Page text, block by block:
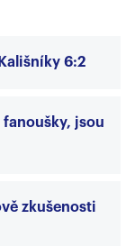
6:2
fanoušky, jsou
zkušenosti